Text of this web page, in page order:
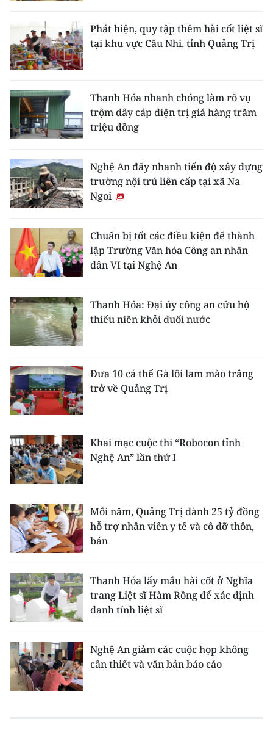
Phát hiện, quy tập thêm hài cốt liệt sĩ
tại khu vực Câu Nhi, tỉnh Quảng Trị
Thanh Hóa nhanh chóng làm rõ vụ
trộm dây cáp điện trị giá hàng trăm
triệu đồng
Nghệ An đẩy nhanh tiến độ xây dựng
trường nội trú liên cấp tại xã Na
Ngoi
Chuẩn bị tốt các điều kiện để thành
lập Trường Văn hóa Công an nhân
dân VI tại Nghệ An
Thanh Hóa: Đại úy công an cứu hộ
thiếu niên khỏi đuối nước
Đưa 10 cá thể Gà lôi lam mào trắng
trở về Quảng Trị
Khai mạc cuộc thi “Robocon tỉnh
Nghệ An” lần thứ I
Mỗi năm, Quảng Trị dành 25 tỷ đồng
hỗ trợ nhân viên y tế và cô đỡ thôn,
bản
Thanh Hóa lấy mẫu hài cốt ở Nghĩa
trang Liệt sĩ Hàm Rồng để xác định
danh tính liệt sĩ
Nghệ An giảm các cuộc họp không
cần thiết và văn bản báo cáo